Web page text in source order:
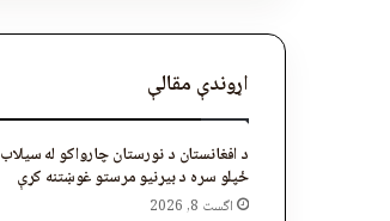
اړوندې مقالې
د افغانستان د نورستان چارواکو له سیلاب
ځپلو سره د بیړنیو مرستو غوښتنه کړې
اگست 8, 2026